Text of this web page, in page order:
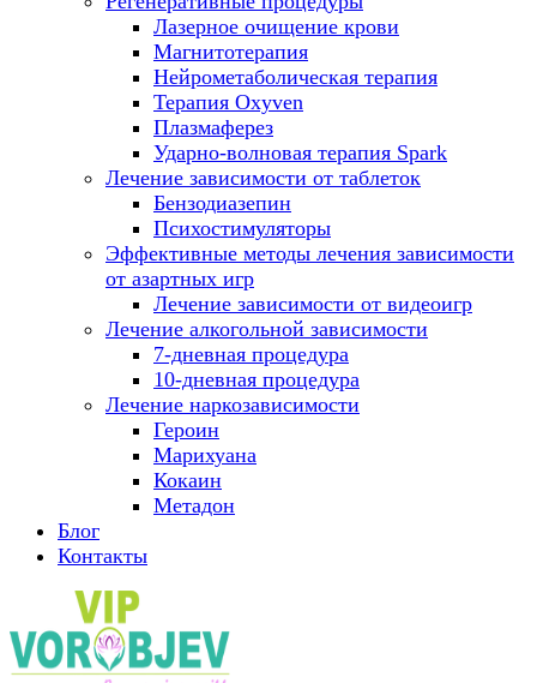
Лазерное очищение крови
Магнитотерапия
Нейрометаболическая терапия
Терапия Oxyven
Плазмаферез
Ударно-волновая терапия Spark
Лечение зависимости от таблеток
Бензодиазепин
Психостимуляторы
Эффективные методы лечения зависимости
от азартных игр
Лечение зависимости от видеоигр
Лечение алкогольной зависимости
7-дневная процедура
10-дневная процедура
Лечение наркозависимости
Героин
Марихуана
Кокаин
Метадон
Блог
Контакты